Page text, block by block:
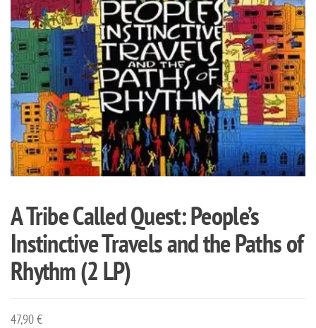
A Tribe Called Quest: People’s
Instinctive Travels and the Paths of
Rhythm (2 LP)
47,90€